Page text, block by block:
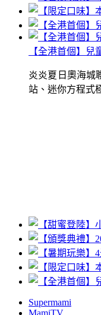
【全港首個】
炎炎夏日奧海城
站、迷你方程式
Supermami
MamiTV